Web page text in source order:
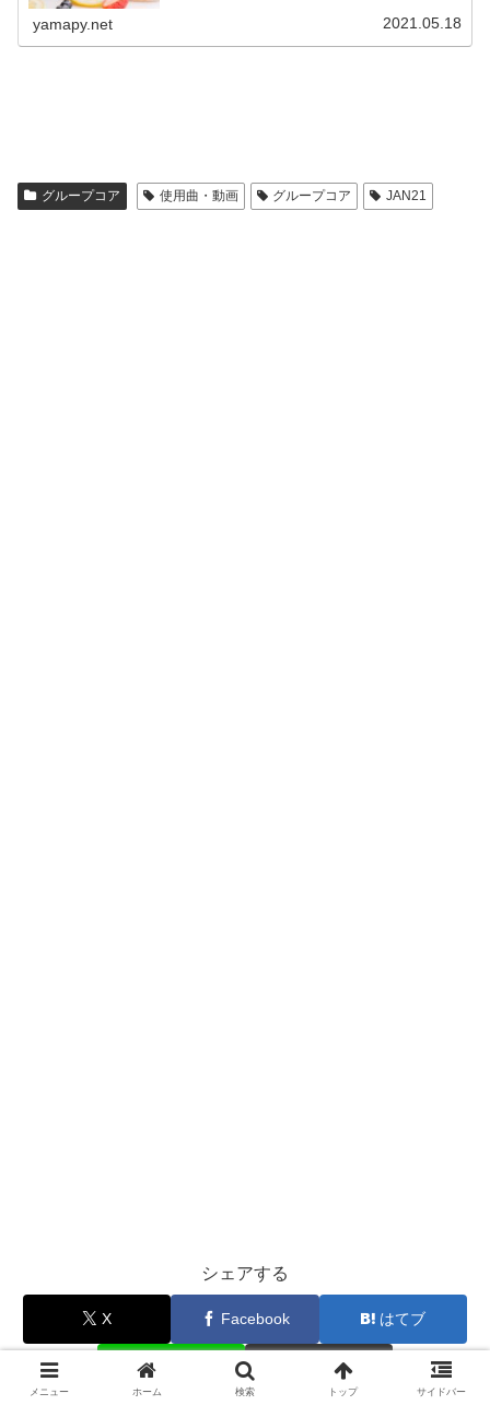
yamapy.net 2021.05.18
グループコア 使用曲・動画 グループコア JAN21
シェアする
X Facebook はてブ
コピー
メニュー ホーム 検索 トップ サイドバー